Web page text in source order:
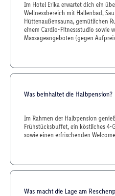
Im Hotel Erika erwartet dich ein
Wellnessbereich mit Hallenbad,
Hüttenaußensauna, gemütlichen
einem Cardio-Fitnessstudio sowie
Massageangeboten (gegen
Was beinhaltet die Halbpension?
Im Rahmen der Halbpension
Frühstücksbuffet, ein köstliches 4-
sowie einen erfrischenden
Was macht die Lage am